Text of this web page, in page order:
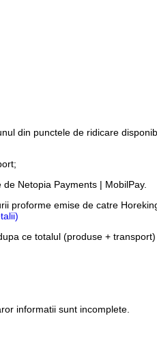
din punctele de ridicare
Netopia Payments | MobilPay.
proforme emise de catre
ce totalul (produse +
informatii sunt incomplete.